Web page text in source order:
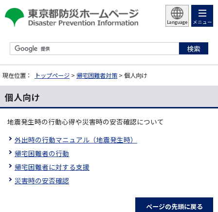
Language メニュー
現在位置： トップページ > 帰宅困難者対策 > 個人向け
個人向け
地震発生時の行動心得や災害時の安否確認について
外出時の行動マニュアル（地震発生時）
帰宅困難者の行動
帰宅困難者に対する支援
災害時の安否確認
ページの先頭に戻る